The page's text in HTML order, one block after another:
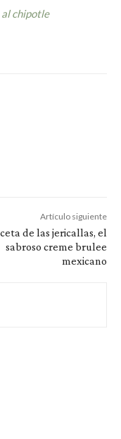
al chipotle
Artículo siguiente
de las jericallas, el
sabroso creme brulee
mexicano